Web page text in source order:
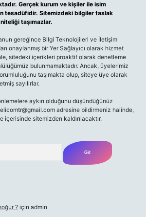
Gerçek kurum ve kişiler ile isim
tesadüfidir. Sitemizdeki bilgiler taslak
taşımazlar.
gereğince Bilgi Teknolojileri ve İletişim
onaylanmış bir Yer Sağlayıcı olarak hizmet
sitedeki içerikleri proaktif olarak denetleme
bulunmamaktadır. Ancak, üyelerimiz
taşımakta olup, siteye üye olarak
sayılırlar.
aykırı olduğunu düşündüğünüz
adresine bildirmeniz halinde,
içerisinde sitemizden kaldırılacaktır.
? için admin